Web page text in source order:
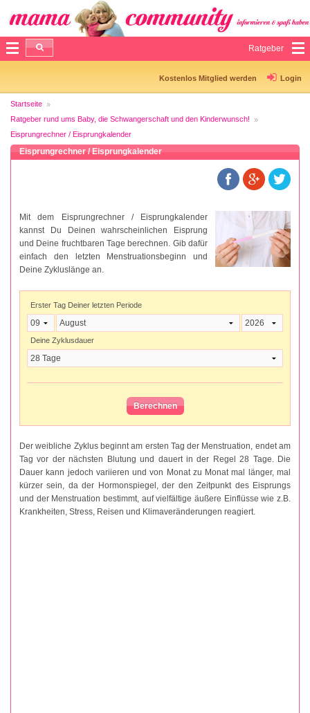
Ratgeber
Kostenlos Mitglied werden Login
Startseite
Ratgeber rund ums Baby, die Schwangerschaft und den Kinderwunsch!
Eisprungrechner / Eisprungkalender
Eisprungrechner / Eisprungkalender
Mit dem Eisprungrechner / Eisprungkalender
kannst Du Deinen wahrscheinlichen Eisprung
und Deine fruchtbaren Tage berechnen. Gib dafür
einfach den letzten Menstruationsbeginn und
Deine Zykluslänge an.
Erster Tag Deiner letzten Periode
Deine Zyklusdauer
Der weibliche Zyklus beginnt am ersten Tag der Menstruation, endet am
Tag vor der nächsten Blutung und dauert in der Regel 28 Tage. Die
Dauer kann jedoch variieren und von Monat zu Monat mal länger, mal
kürzer sein, da der Hormonspiegel, der den Zeitpunkt des Eisprungs
und der Menstruation bestimmt, auf vielfältige äußere Einflüsse wie z.B.
Krankheiten, Stress, Reisen und Klimaveränderungen reagiert.